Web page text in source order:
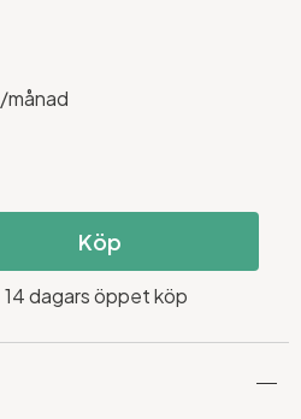
/månad
Köp
14 dagars öppet köp